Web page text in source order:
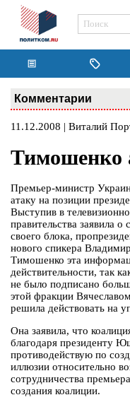
Комментарии
11.12.2008 | Виталий
Тимошенко
Премьер-министр
атаку на позиции
Выступив в
правительства заявила
своего блока,
нового спикера
Тимошенко эта
действительности, так
не было подписано
этой фракции
решила действовать на
Она заявила, что
благодаря президенту
противодействую по
иллюзии относительно
сотрудничества
создания коалиции.